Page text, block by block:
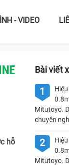
- VIDEO
hỗ
Bài viết
1
Mitutoyo.
chuyên
2
Mitutoyo.